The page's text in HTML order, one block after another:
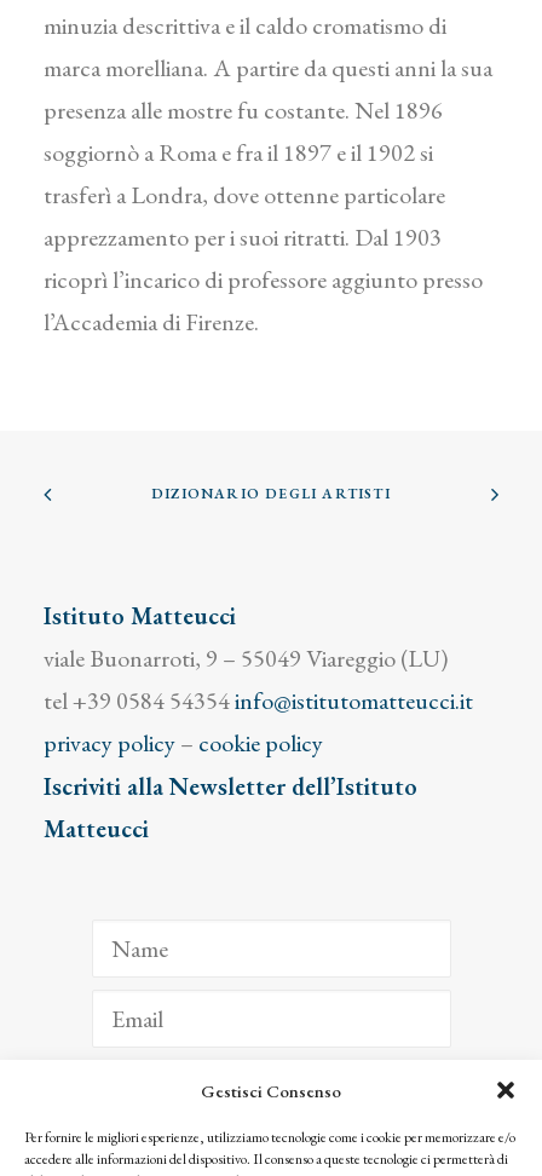
Gestisci Consenso
Per fornire le migliori esperienze, utilizziamo tecnologie come i cookie per memorizzare e/o
accedere alle informazioni del dispositivo. Il consenso a queste tecnologie ci permetterà di
minuzia descrittiva e il caldo cromatismo di
marca morelliana. A partire da questi anni la sua
presenza alle mostre fu costante. Nel 1896
soggiornò a Roma e fra il 1897 e il 1902 si
trasferì a Londra, dove ottenne particolare
apprezzamento per i suoi ritratti. Dal 1903
ricoprì l’incarico di professore aggiunto presso
l’Accademia di Firenze.
DIZIONARIO DEGLI ARTISTI
Istituto Matteucci
viale Buonarroti, 9 – 55049 Viareggio (LU)
tel +39 0584 54354info@istitutomatteucci.it
privacy policy– cookie policy
Iscriviti alla Newsletter dell’Istituto
Matteucci
ISCRIVITI
Facendo clic per iscriverti, riconosci che le tue informazioni saranno trattate